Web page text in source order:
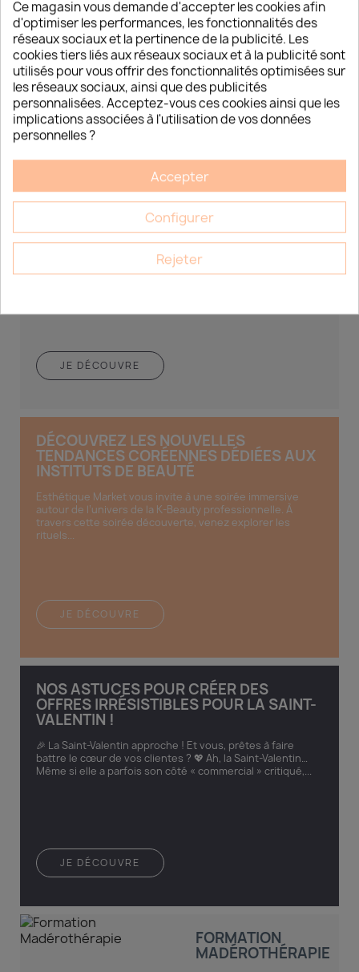
DÉCOUVREZ LES NOUVELLES
TENDANCES CORÉENNES DÉDIÉES AUX
INSTITUTS DE BEAUTÉ
Découvrez les nouvelles tendances coréennes dédiées
aux instituts de beauté Esthétique Market 15 Chemin du
Bois Rond, LOT A7...
JE DÉCOUVRE
DÉCOUVREZ LES NOUVELLES
TENDANCES CORÉENNES DÉDIÉES AUX
INSTITUTS DE BEAUTÉ
Esthétique Market vous invite à une soirée immersive
autour de l’univers de la K-Beauty professionnelle. À
travers cette soirée découverte, venez explorer les
rituels...
JE DÉCOUVRE
NOS ASTUCES POUR CRÉER DES
OFFRES IRRÉSISTIBLES POUR LA SAINT-
VALENTIN !
🎉 La Saint-Valentin approche ! Et vous, prêtes à faire
battre le cœur de vos clientes ? 💖 Ah, la Saint-Valentin…
Même si elle a parfois son côté « commercial » critiqué,...
JE DÉCOUVRE
FORMATION
MADÉROTHÉRAPIE
Ce magasin vous demande d'accepter les cookies afin
d'optimiser les performances, les fonctionnalités des
réseaux sociaux et la pertinence de la publicité. Les
cookies tiers liés aux réseaux sociaux et à la publicité sont
utilisés pour vous offrir des fonctionnalités optimisées sur
les réseaux sociaux, ainsi que des publicités
personnalisées. Acceptez-vous ces cookies ainsi que les
implications associées à l'utilisation de vos données
personnelles ?
Accepter
Configurer
Rejeter